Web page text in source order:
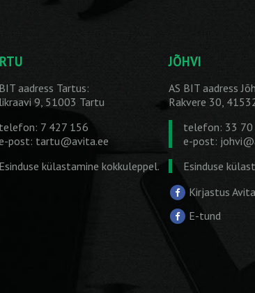
aadress Tartus:
9, 51003 Tartu
telefon: 7 427 156
post: tartu@avita.ee
Esinduse külastamine kokkuleppel.
JÕHVI
AS BIT aadress
Rakvere 30,
telefon: 33 70
e-post:
Esinduse
Kirjastus Avita
E-tund